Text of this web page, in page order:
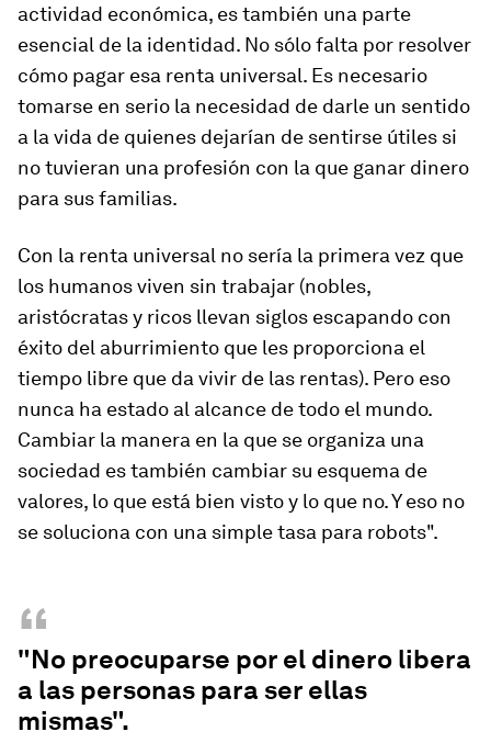
actividad económica, es también una parte
esencial de la identidad. No sólo falta por resolver
cómo pagar esa renta universal. Es necesario
tomarse en serio la necesidad de darle un sentido
a la vida de quienes dejarían de sentirse útiles si
no tuvieran una profesión con la que ganar dinero
para sus familias.
Con la renta universal no sería la primera vez que
los humanos viven sin trabajar (nobles,
aristócratas y ricos llevan siglos escapando con
éxito del aburrimiento que les proporciona el
tiempo libre que da vivir de las rentas). Pero eso
nunca ha estado al alcance de todo el mundo.
Cambiar la manera en la que se organiza una
sociedad es también cambiar su esquema de
valores, lo que está bien visto y lo que no. Y eso no
se soluciona con una simple tasa para robots".
“
"No preocuparse por el dinero libera
a las personas para ser ellas
mismas".